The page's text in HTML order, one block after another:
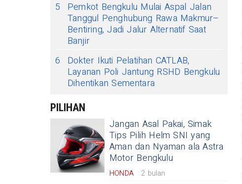
5
Pemkot Bengkulu Mulai Aspal Jalan
Tanggul Penghubung Rawa Makmur–
Bentiring, Jadi Jalur Alternatif Saat
Banjir
6
Dokter Ikuti Pelatihan CATLAB,
Layanan Poli Jantung RSHD Bengkulu
Dihentikan Sementara
PILIHAN
Jangan Asal Pakai, Simak
Tips Pilih Helm SNI yang
Aman dan Nyaman ala Astra
Motor Bengkulu
HONDA 2 bulan